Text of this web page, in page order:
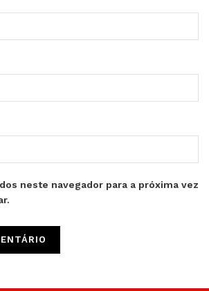
neste navegador para a próxima vez